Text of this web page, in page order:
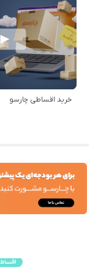
خرید اقساطی چارسو